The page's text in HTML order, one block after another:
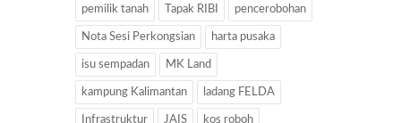
pemilik tanah Tapak RIBI pencerobohan
Nota Sesi Perkongsian harta pusaka
isu sempadan MK Land
kampung Kalimantan ladang FELDA
Infrastruktur JAIS kos roboh